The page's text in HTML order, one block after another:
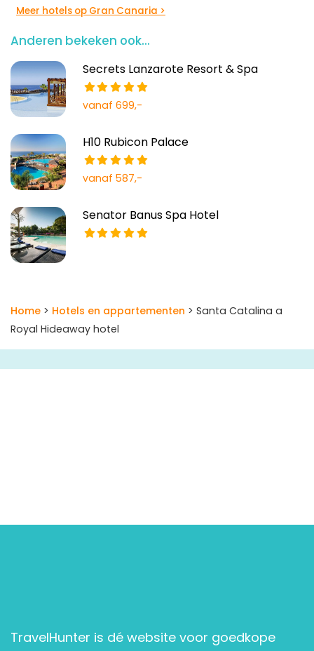
Meer hotels op Gran Canaria >
Anderen bekeken ook...
Secrets Lanzarote Resort & Spa
vanaf 699,-
H10 Rubicon Palace
vanaf 587,-
Senator Banus Spa Hotel
Home > Hotels en appartementen > Santa Catalina a
Royal Hideaway hotel
TravelHunter is dé website voor goedkope